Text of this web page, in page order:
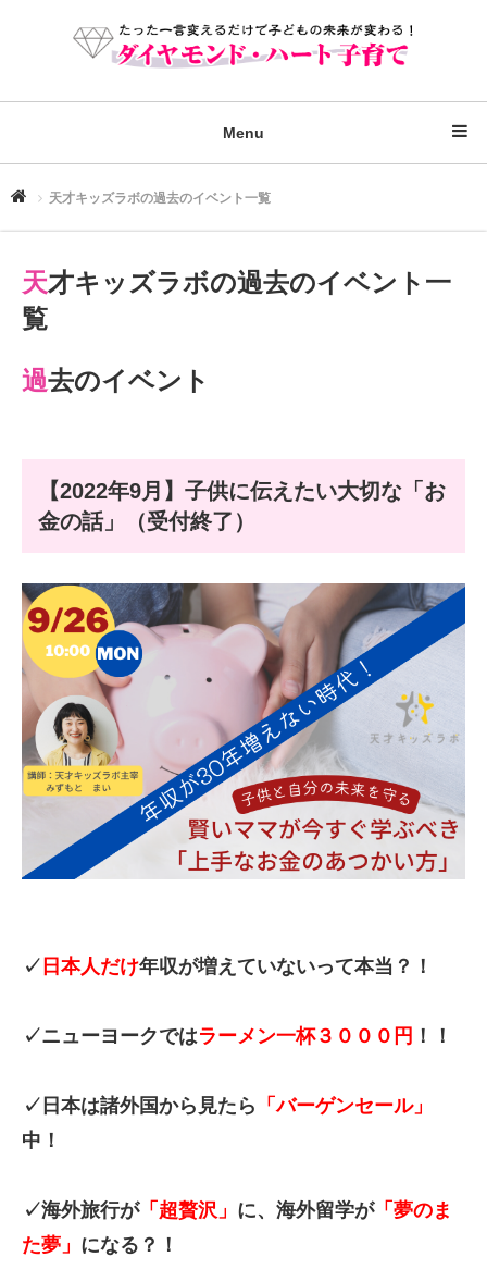
Menu
天才キッズラボの過去のイベント一覧
天才キッズラボの過去のイベント一
覧
過去のイベント
【2022年9月】子供に伝えたい大切な「お
金の話」（受付終了）
✓ 日本人だけ年収が増えていないって本当？！
✓ニューヨークではラーメン一杯３０００円 ！！
✓日本は諸外国から見たら 「バーゲンセール」
中！
✓海外旅行が「超贅沢」 に、海外留学が「夢のま
た夢」 になる？！